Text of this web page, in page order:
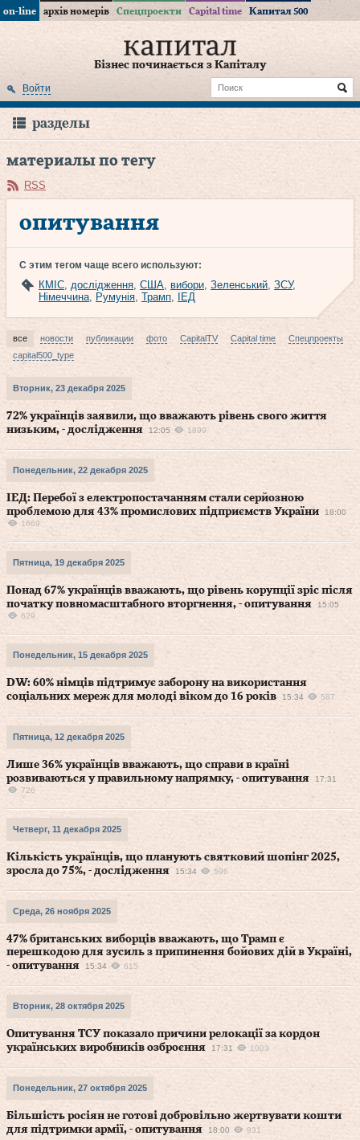
on-line архів номерів Спецпроекти Capital time Капитал 500
Бізнес починається з Капіталу
Войти
разделы
материалы по тегу
RSS
опитування
С этим тегом чаще всего используют:
КМІС, дослідження, США, вибори, Зеленський, ЗСУ,
Німеччина, Румунія, Трамп, ІЕД
все новости публикации фото CapitalTV Capital time
Спецпроекты
capital500_type
Вторник, 23 декабря 2025
72% українців заявили, що вважають рівень свого життя
низьким, - дослідження
12:05 1899
Понедельник, 22 декабря 2025
ІЕД: Перебої з електропостачанням стали серйозною
проблемою для 43% промислових підприємств України
18:00
1669
Пятница, 19 декабря 2025
Понад 67% українців вважають, що рівень корупції зріс після
початку повномасштабного вторгнення, - опитування
15:05
629
Понедельник, 15 декабря 2025
DW: 60% німців підтримує заборону на використання
соціальних мереж для молоді віком до 16 років
15:34 587
Пятница, 12 декабря 2025
Лише 36% українців вважають, що справи в країні
розвиваються у правильному напрямку, - опитування
17:31
726
Четверг, 11 декабря 2025
Кількість українців, що планують святковий шопінг 2025,
зросла до 75%, - дослідження
15:34 596
Среда, 26 ноября 2025
47% британських виборців вважають, що Трамп є
перешкодою для зусиль з припинення бойових дій в Україні,
- опитування
15:34 615
Вторник, 28 октября 2025
Опитування ТСУ показало причини релокації за кордон
українських виробників озброєння
17:31 1003
Понедельник, 27 октября 2025
Більшість росіян не готові добровільно жертвувати кошти
для підтримки армії, - опитування
18:00 931